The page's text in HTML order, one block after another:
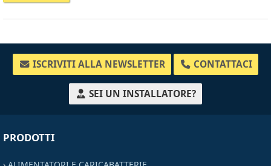
ISCRIVITI ALLA NEWSLETTER CONTATTACI
SEI UN INSTALLATORE?
PRODOTTI